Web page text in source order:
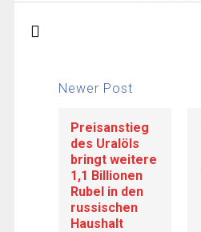
Newer Post
Preisanstieg
des Uralöls
bringt weitere
1,1 Billionen
Rubel in den
russischen
Haushalt